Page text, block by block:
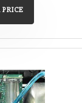
PRICE